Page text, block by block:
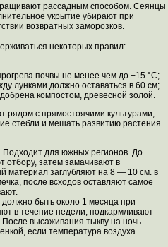
рассадным способом. Сеянцы
укрытие убирают при
возвратных заморозков.
некоторых правил:
почвы не менее чем до +15 °C;
лунками должно оставаться в 60 см;
компостом, древесной золой.
рядом с прямостоячими культурами,
стебли и мешать развитию растения.
для южных регионов. До
отбору, затем замачивают в
материал заглубляют на 8 — 10 см. в
после всходов оставляют самое
быть около 1 месяца при
в течение недели, подкармливают
высаживания тыкву на ночь
если температура воздуха